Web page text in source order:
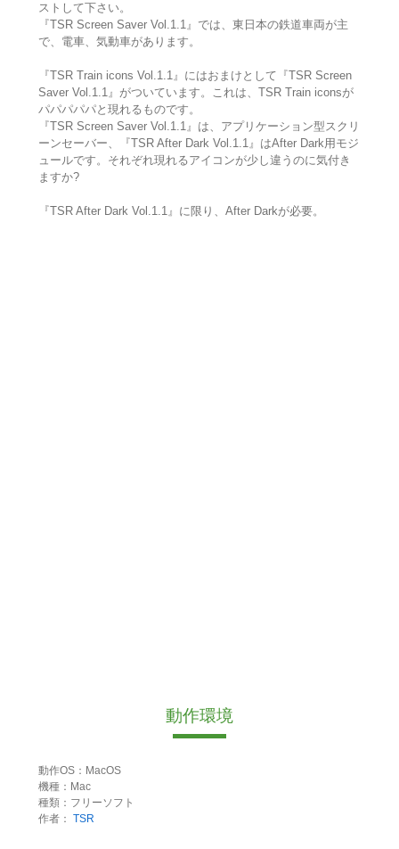
ストして下さい。
『TSR Screen Saver Vol.1.1』では、東日本の鉄道車両が主
で、電車、気動車があります。
『TSR Train icons Vol.1.1』にはおまけとして『TSR Screen
Saver Vol.1.1』がついています。これは、TSR Train iconsが
パパパパパと現れるものです。
『TSR Screen Saver Vol.1.1』は、アプリケーション型スクリ
ーンセーバー、『TSR After Dark Vol.1.1』はAfter Dark用モジ
ュールです。それぞれ現れるアイコンが少し違うのに気付き
ますか?
『TSR After Dark Vol.1.1』に限り、After Darkが必要。
動作環境
動作OS：MacOS
機種：Mac
種類：フリーソフト
作者： TSR